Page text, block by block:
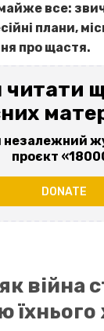
все:
плани,
про щастя.
незалежний
проєкт
DONATE
війна